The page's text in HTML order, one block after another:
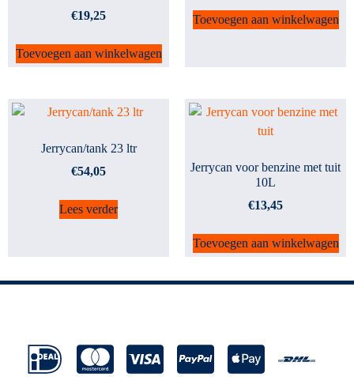
€19,25
Toevoegen aan winkelwagen
Toevoegen aan winkelwagen
Jerrycan/tank 23 ltr
€54,05
Lees verder
Jerrycan voor benzine met tuit
10L
€13,45
Toevoegen aan winkelwagen